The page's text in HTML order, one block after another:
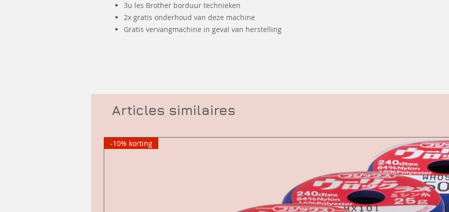
3u les Brother borduur technieken
2x gratis onderhoud van deze machine
Gratis vervangmachine in geval van herstelling
Articles similaires
-10% korting